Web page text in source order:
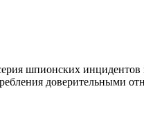
шпионских
доверительными